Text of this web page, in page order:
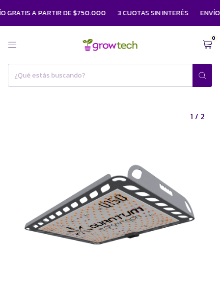
A PARTIR DE $750.000 3 CUOTAS SIN INTERÉS ENVÍO
0
1 / 2